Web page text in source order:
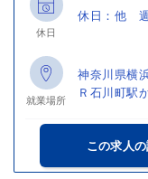
休日
休日：他
就業場所
神奈川県横
Ｒ石川町駅
この求人